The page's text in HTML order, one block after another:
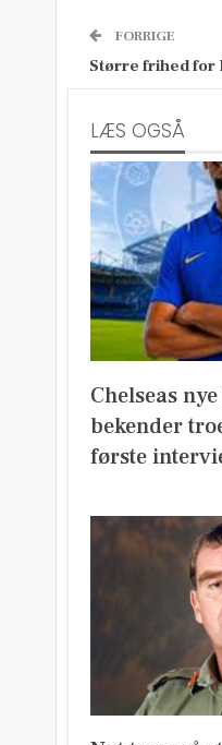
FORRIGE
Større frihed for
LÆS OGSÅ
Chelseas
bekender
første